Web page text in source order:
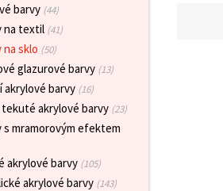
barvy (44)
na textil (41)
na sklo (50)
glazurové barvy (13)
akrylové barvy (16)
akrylové barvy (23)
s mramorovým efektem
akrylové barvy (105)
akrylové barvy (143)